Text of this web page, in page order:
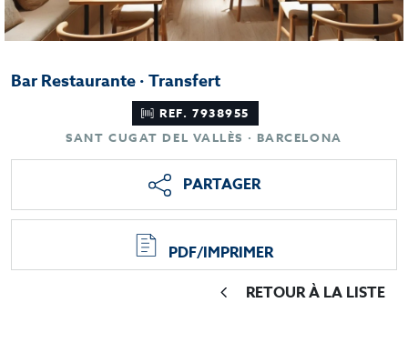
Bar Restaurante · Transfert
REF. 7938955
SANT CUGAT DEL VALLÈS · BARCELONA
PARTAGER
PDF/IMPRIMER
RETOUR À LA LISTE